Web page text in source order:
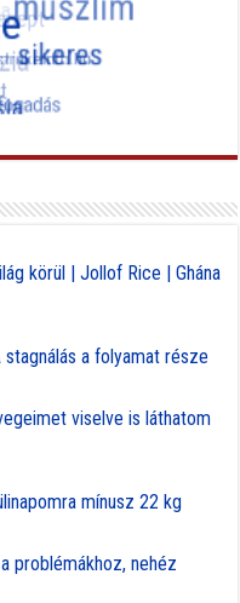
körül | Jollof Rice | Ghána
a folyamat része
viselve is láthatom
mínusz 22 kg
problémákhoz, nehéz